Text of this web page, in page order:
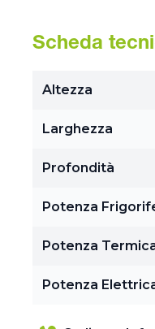
Scheda
Altezza
Larghezza
Profondità
Potenza
Potenza
Potenza